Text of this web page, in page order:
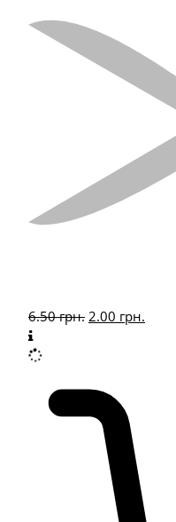
6.50грн. 2.00 грн.